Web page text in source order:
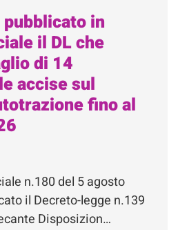
in
il DL che
di 14
accise sul
fino al
n.180 del 5 agosto
il Decreto-legge n.139
Disposizion…